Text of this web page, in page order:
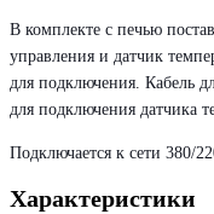
В комплекте с печью
управления и датчик
для подключения. Кабель
для подключения датчика
Подключается к сети 380/
Характеристики